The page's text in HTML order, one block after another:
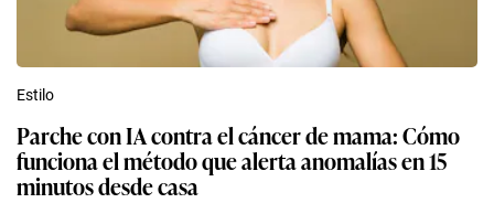
Estilo
Parche con IA contra el cáncer de mama: Cómo
funciona el método que alerta anomalías en 15
minutos desde casa